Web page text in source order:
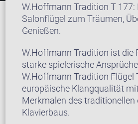
W.Hoffmann Tradition T
Salonflügel zum Träumen,
Genießen.
W.Hoffmann Tradition ist die
starke spielerische
W.Hoffmann Tradition Flügel
europäische Klangqualität
Merkmalen des traditionellen
Klavierbaus.